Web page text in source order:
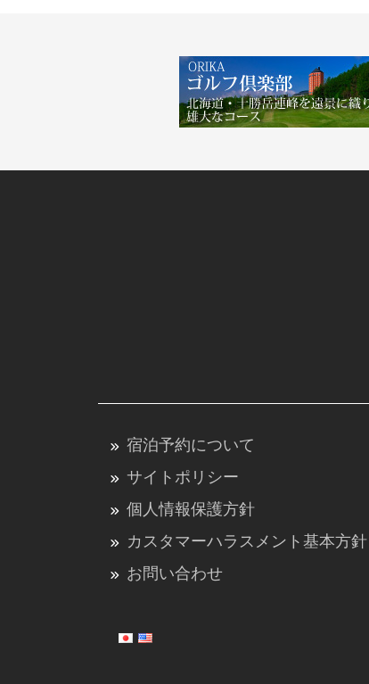
宿泊予約について
サイトポリシー
個人情報保護方針
カスタマーハラスメント基本方針
お問い合わせ